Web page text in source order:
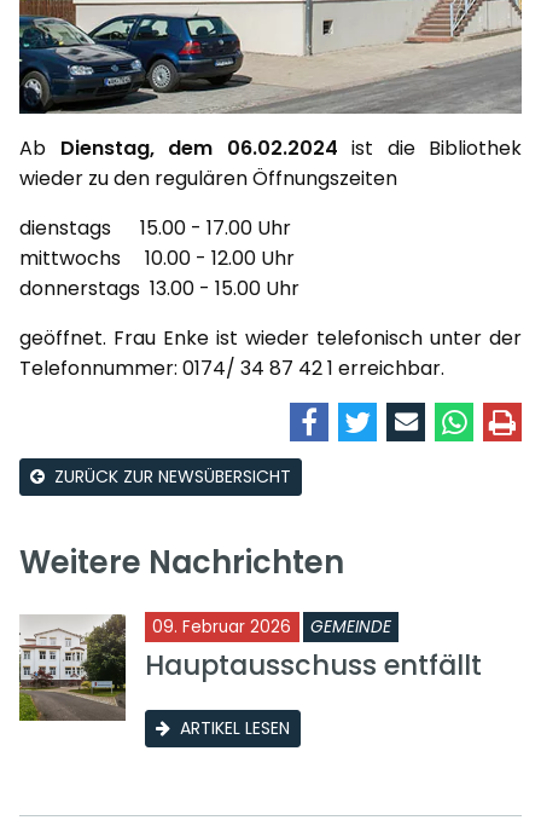
Ab Dienstag, dem 06.02.2024 ist die Bibliothek
wieder zu den regulären Öffnungszeiten
dienstags 15.00 - 17.00 Uhr
mittwochs 10.00 - 12.00 Uhr
donnerstags 13.00 - 15.00 Uhr
geöffnet. Frau Enke ist wieder telefonisch unter der
Telefonnummer: 0174/ 34 87 42 1 erreichbar.
ZURÜCK ZUR NEWSÜBERSICHT
Weitere Nachrichten
09. Februar 2026 GEMEINDE
Hauptausschuss entfällt
ARTIKEL LESEN